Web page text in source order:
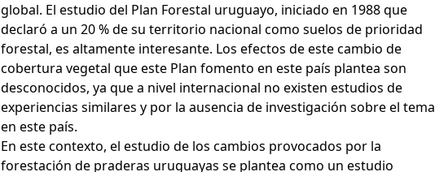
global. El estudio del Plan Forestal uruguayo, iniciado en 1988 que
declaró a un 20 % de su territorio nacional como suelos de prioridad
forestal, es altamente interesante. Los efectos de este cambio de
cobertura vegetal que este Plan fomento en este país plantea son
desconocidos, ya que a nivel internacional no existen estudios de
experiencias similares y por la ausencia de investigación sobre el tema
en este país.
En este contexto, el estudio de los cambios provocados por la
forestación de praderas uruguayas se plantea como un estudio